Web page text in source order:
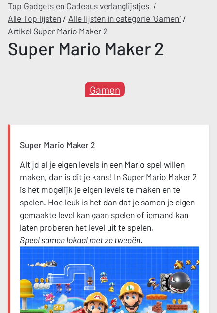
Top Gadgets en Cadeaus verlanglijstjes /
Alle Top lijsten / Alle lijsten in categorie `Gamen` /
Artikel Super Mario Maker 2
Super Mario Maker 2
Gamen
Super Mario Maker 2
Altijd al je eigen levels in een Mario spel willen
maken, dan is dit je kans! In Super Mario Maker 2
is het mogelijk je eigen levels te maken en te
spelen. Hoe leuk is het dan dat je samen je eigen
gemaakte level kan gaan spelen of iemand kan
laten proberen het level uit te spelen.
Speel samen lokaal met ze tweeën.